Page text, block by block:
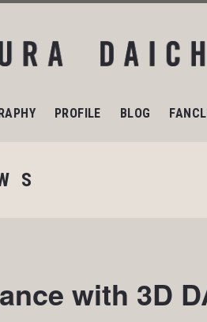
PROFILE BLOG
with 3D